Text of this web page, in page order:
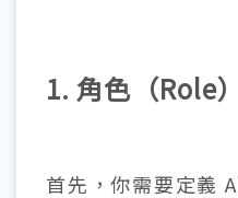
1. 角色（Role）
首先，你需要定義